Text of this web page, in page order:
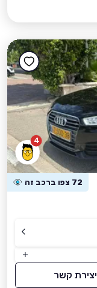
4
72 צפו ברכב זה
יצירת קשר